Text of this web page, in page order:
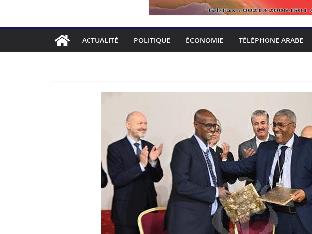
ACTUALITÉ POLITIQUE ÉCONOMIE TÉLÉPHONE ARABE